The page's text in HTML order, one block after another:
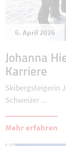
6. April 2026
Johanna
Karriere
Skibergsteigerin
Schweizer ...
Mehr erfahren